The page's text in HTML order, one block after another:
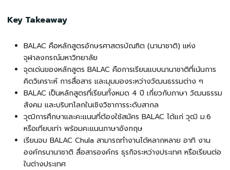
Key Takeaway
BALAC คือหลักสูตรอักษรศาสตรบัณฑิต (นานาชาติ) แห่ง
จุฬาลงกรณ์มหาวิทยาลัย
จุดเด่นของหลักสูตร BALAC คือการเรียนแบบนานาชาติที่เน้นการ
คิดวิเคราะห์ การสื่อสาร และมุมมองระหว่างวัฒนธรรมต่าง ๆ
BALAC เป็นหลักสูตรที่เรียนทั้งหมด 4 ปี เกี่ยวกับภาษา วัฒนธรรม
สังคม และบริบทโลกในเชิงวิชาการระดับสากล
วุฒิการศึกษาและคะแนนที่ต้องใช้สมัคร BALAC ได้แก่ วุฒิ ม.6
หรือเทียบเท่า พร้อมคะแนนภาษาอังกฤษ
เรียนจบ BALAC Chula สามารถทำงานได้หลากหลาย อาทิ งาน
องค์กรนานาชาติ สื่อสารองค์กร ธุรกิจระหว่างประเทศ หรือเรียนต่อ
ในต่างประเทศ